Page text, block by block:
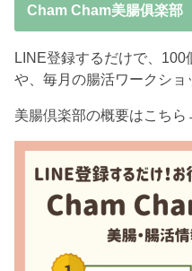
Cham Cham美腸俱楽部
LINE登録するだけで、
や、毎月の腸活ワークショ
美腸倶楽部の概要はこち